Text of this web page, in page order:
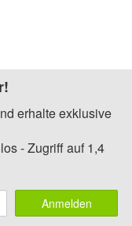
erhalte exklusive
- Zugriff auf 1,4
Anmelden